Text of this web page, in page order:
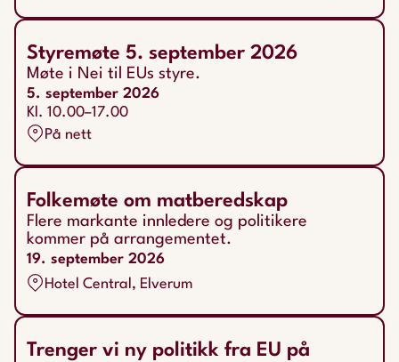
Styremøte 5. september 2026
Møte i Nei til EUs styre.
5. september 2026
Kl. 10.00–17.00
På nett
Folkemøte om matberedskap
Flere markante innledere og politikere
kommer på arrangementet.
19. september 2026
Hotel Central, Elverum
Trenger vi ny politikk fra EU på